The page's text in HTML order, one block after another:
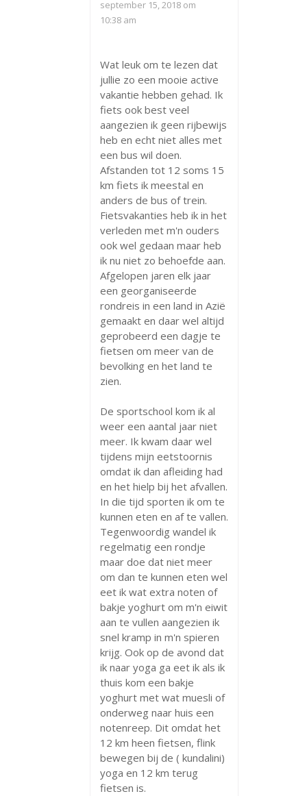
september 15, 2018 om
10:38 am
Wat leuk om te lezen dat
jullie zo een mooie active
vakantie hebben gehad. Ik
fiets ook best veel
aangezien ik geen rijbewijs
heb en echt niet alles met
een bus wil doen.
Afstanden tot 12 soms 15
km fiets ik meestal en
anders de bus of trein.
Fietsvakanties heb ik in het
verleden met m'n ouders
ook wel gedaan maar heb
ik nu niet zo behoefde aan.
Afgelopen jaren elk jaar
een georganiseerde
rondreis in een land in Azië
gemaakt en daar wel altijd
geprobeerd een dagje te
fietsen om meer van de
bevolking en het land te
zien.
De sportschool kom ik al
weer een aantal jaar niet
meer. Ik kwam daar wel
tijdens mijn eetstoornis
omdat ik dan afleiding had
en het hielp bij het afvallen.
In die tijd sporten ik om te
kunnen eten en af te vallen.
Tegenwoordig wandel ik
regelmatig een rondje
maar doe dat niet meer
om dan te kunnen eten wel
eet ik wat extra noten of
bakje yoghurt om m'n eiwit
aan te vullen aangezien ik
snel kramp in m'n spieren
krijg. Ook op de avond dat
ik naar yoga ga eet ik als ik
thuis kom een bakje
yoghurt met wat muesli of
onderweg naar huis een
notenreep. Dit omdat het
12 km heen fietsen, flink
bewegen bij de ( kundalini)
yoga en 12 km terug
fietsen is.